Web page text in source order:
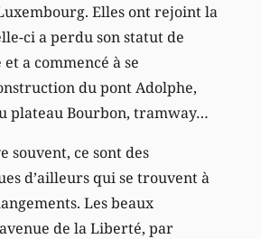
Elles ont rejoint la
ci a perdu son statut de
a commencé à se
du pont Adolphe,
plateau Bourbon, tramway…
souvent, ce sont des
d’ailleurs qui se trouvent à
Les beaux
de la Liberté, par